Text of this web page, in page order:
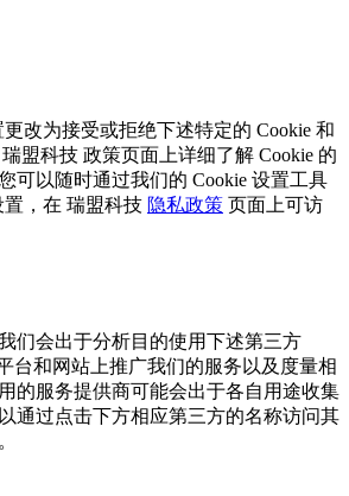
改为接受或拒绝下述特定的 Cookie 和
盟科技 政策页面上详细了解 Cookie 的
可以随时通过我们的 Cookie 设置工具
置，在 瑞盟科技 隐私政策 页面上可访
们会出于分析目的使用下述第三方
台和网站上推广我们的服务以及度量相
的服务提供商可能会出于各自用途收集
通过点击下方相应第三方的名称访问其